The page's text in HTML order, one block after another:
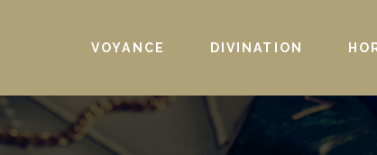
VOYANCE DIVINATION